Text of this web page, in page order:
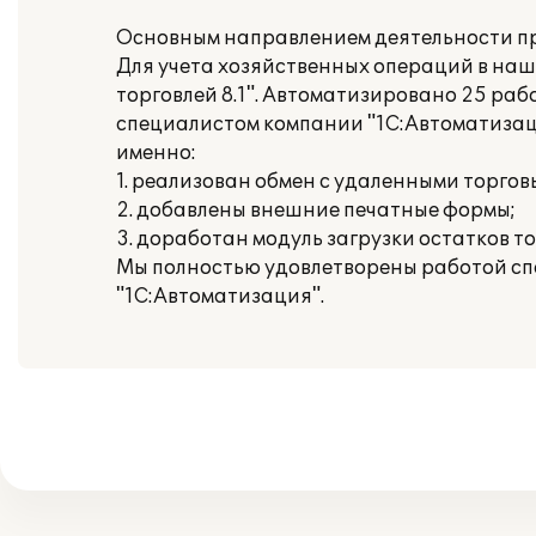
Основным направлением деятельности
Для учета хозяйственных операций в
торговлей 8.1". Автоматизировано 25
специалистом компании
именно:
1. реализован обмен с удаленными
2. добавлены внешние печатные формы;
3. доработан модуль загрузки остатков
Мы полностью удовлетворены работой
"1С:Автоматизация".